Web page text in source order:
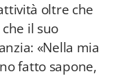
oltre che
il suo
«Nella mia
fatto sapone,